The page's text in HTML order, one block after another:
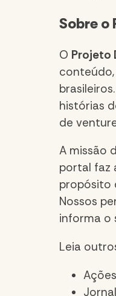
Sobre o
O Projeto
histórias
de
A missão
portal faz
propósito
Nossos
informa o
Leia